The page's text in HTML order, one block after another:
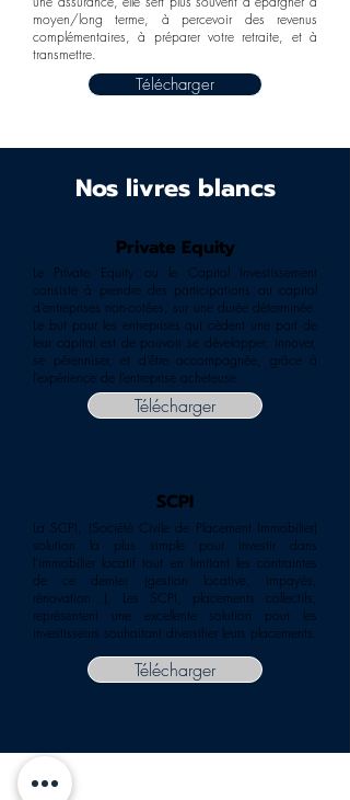
moyen/long terme, à percevoir des revenus
complémentaires, à préparer votre retraite, et à
transmettre.
Télécharger
Nos livres blancs
Private Equity
Le Private Equity ou le Capital Investissement
consiste à prendre des participations au capital
d’entreprises non-cotées, sur une durée déterminée.
Le but pour les entreprises qui cèdent une part de
leur capital est de pouvoir se développer, innover,
se pérenniser, et d’être accompagnée, grâce à
l’expérience de l’entreprise acheteuse.
Télécharger
SCPI
La SCPI, (Société Civile de Placement Immobilier)
solution la plus simple pour investir dans
l’immobilier locatif tout en limitant les contraintes
de ce dernier (gestion locative, impayés,
rénovation…). Les SCPI, placements collectifs,
représentent une excellente solution pour les
investisseurs souhaitant diversifier leurs placements.
Télécharger